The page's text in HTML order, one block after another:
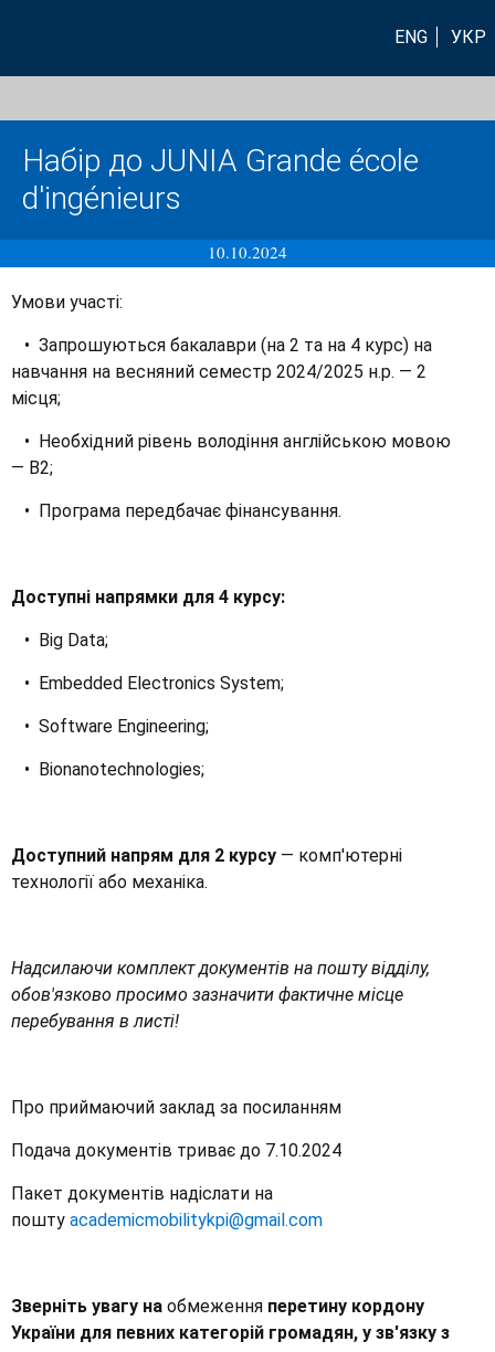
ENG УКР
Набір до JUNIA Grande école
d'ingénieurs
10.10.2024
Умови участі:
• Запрошуються бакалаври (на 2 та на 4 курс) на
навчання на весняний семестр 2024/2025 н.р. — 2
місця;
• Необхідний рівень володіння англійською мовою
— B2;
• Програма передбачає фінансування.
Доступні напрямки для 4 курсу:
• Big Data;
• Embedded Electronics System;
• Software Engineering;
• Bionanotechnologies;
Доступний напрям для 2 курсу — комп'ютерні
технології або механіка.
Надсилаючи комплект документів на пошту відділу,
обов'язково просимо зазначити фактичне місце
перебування в листі!
Про приймаючий заклад за посиланням
Подача документів триває до 7.10.2024
Пакет документів надіслати на
пошту academicmobilitykpi@gmail.com
Зверніть увагу на обмеження перетину кордону
України для певних категорій громадян, у зв'язку з